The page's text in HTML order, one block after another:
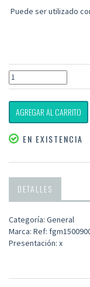
 Puede ser utilizado
AGREGAR AL CARRITO
EN EXISTENCIA
DETALLES
Categoría: General
Marca: Ref:
Presentación: x